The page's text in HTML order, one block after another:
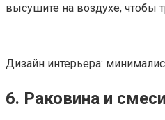
высушите на воздухе, чтобы
Дизайн интерьера:
6. Раковина и